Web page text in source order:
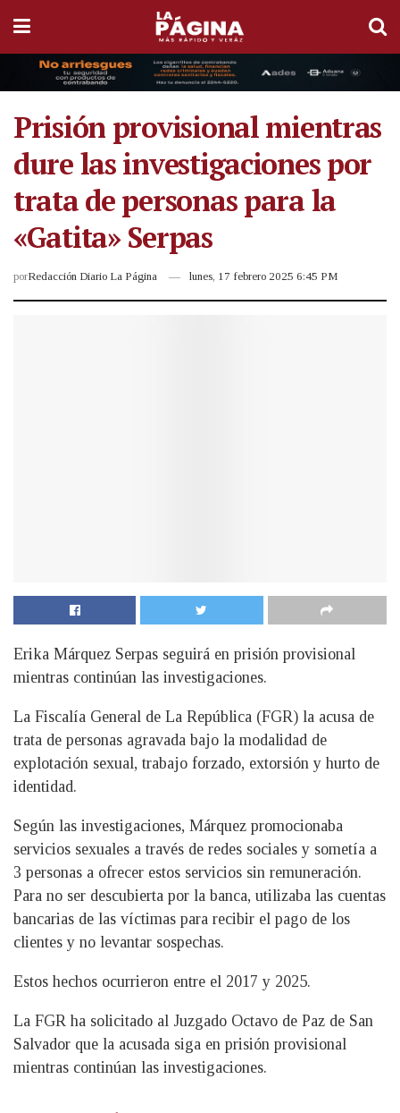
Prisión provisional mientras
dure las investigaciones por
trata de personas para la
«Gatita» Serpas
porRedacción Diario La Página lunes, 17 febrero 2025 6:45 PM
Erika Márquez Serpas seguirá en prisión provisional
mientras continúan las investigaciones.
La Fiscalía General de La República (FGR) la acusa de
trata de personas agravada bajo la modalidad de
explotación sexual, trabajo forzado, extorsión y hurto de
identidad.
Según las investigaciones, Márquez promocionaba
servicios sexuales a través de redes sociales y sometía a
3 personas a ofrecer estos servicios sin remuneración.
Para no ser descubierta por la banca, utilizaba las cuentas
bancarias de las víctimas para recibir el pago de los
clientes y no levantar sospechas.
Estos hechos ocurrieron entre el 2017 y 2025.
La FGR ha solicitado al Juzgado Octavo de Paz de San
Salvador que la acusada siga en prisión provisional
mientras continúan las investigaciones.